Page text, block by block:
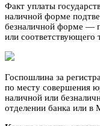
Факт уплаты
наличной форме
безналичной форме —
или соответствующего
Госпошлина за
по месту совершения
наличной или
отделении банка или